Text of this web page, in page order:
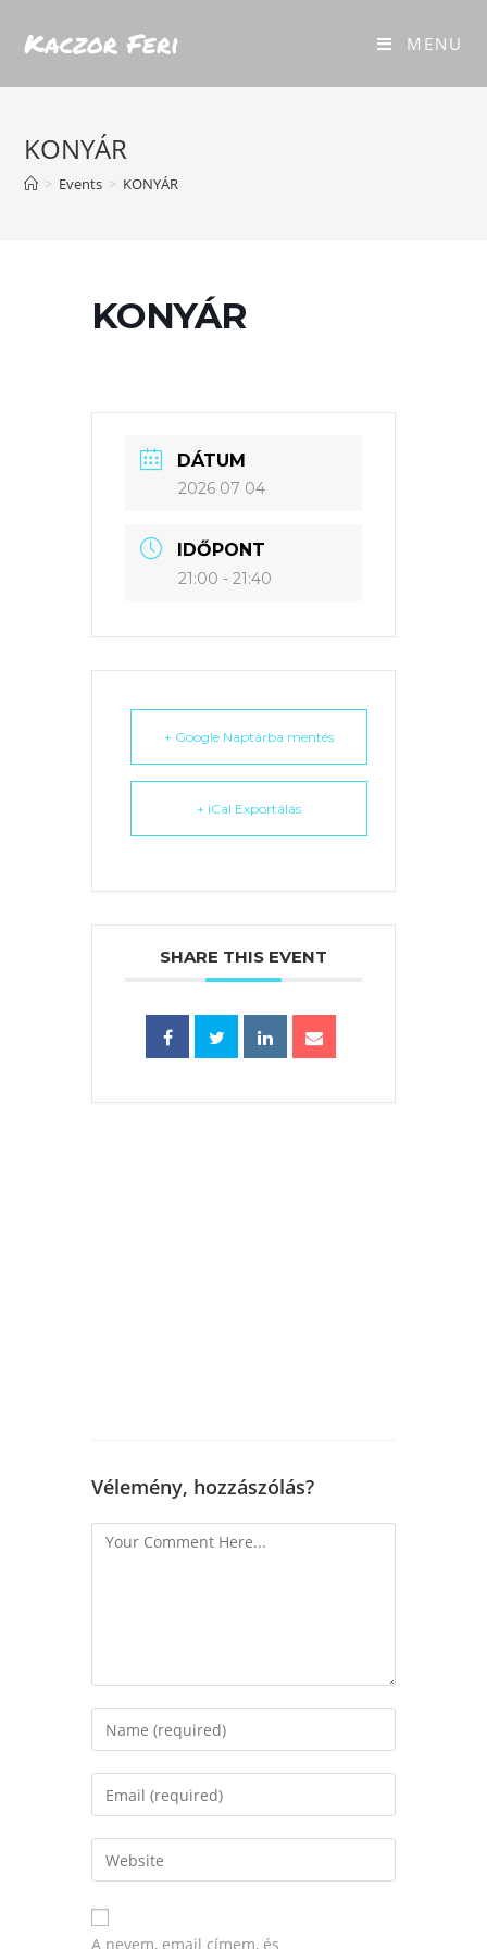
Kaczor Feri MENU
KONYÁR
> Events > KONYÁR
KONYÁR
DÁTUM
2026 07 04
IDŐPONT
21:00 - 21:40
+ Google Naptárba mentés
+ iCal Exportálás
SHARE THIS EVENT
Vélemény, hozzászólás?
A nevem, email címem, és